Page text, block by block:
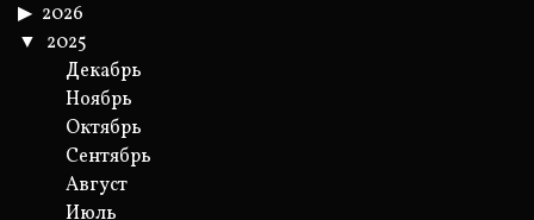
2026
2025
Декабрь
Ноябрь
Октябрь
Сентябрь
Август
Июль